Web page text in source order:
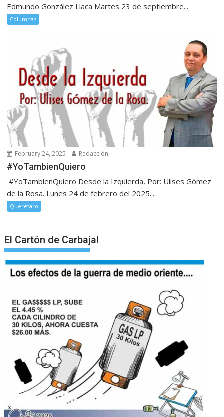
Edmundo González Llaca Martes 23 de septiembre...
Columnas
February 24, 2025 Redacción
#YoTambienQuiero
#YoTambienQuiero Desde la Izquierda, Por: Ulises Gómez
de la Rosa. Lunes 24 de febrero del 2025....
Querétaro
El Cartón de Carbajal